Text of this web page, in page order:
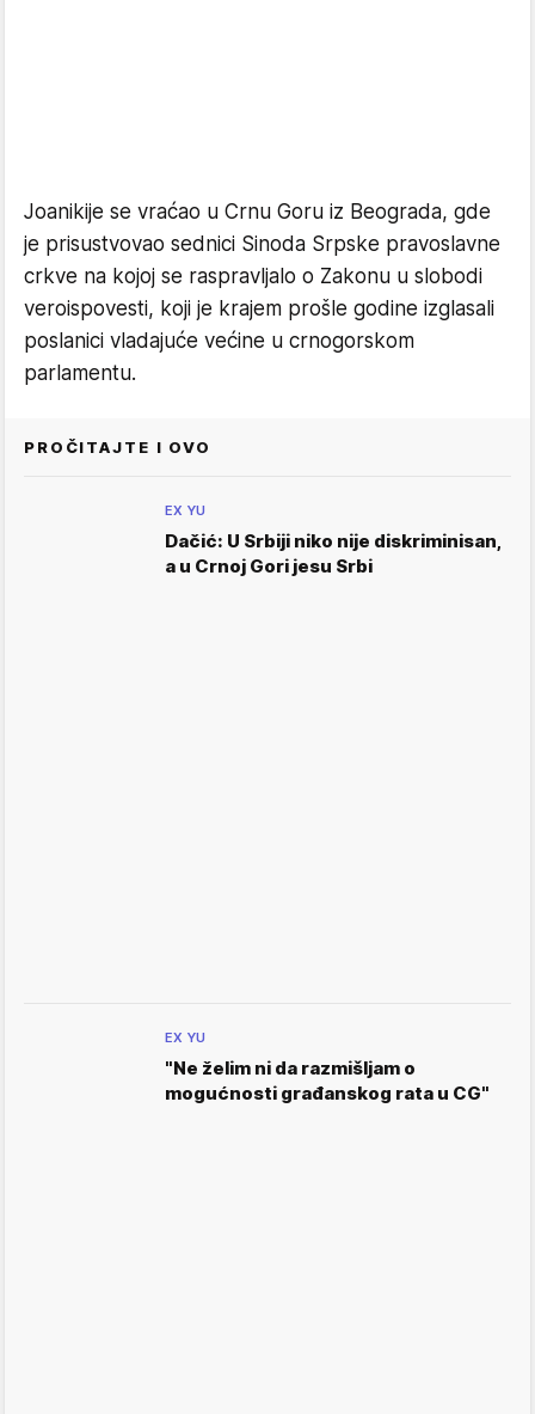
Joanikije se vraćao u Crnu Goru iz Beograda, gde
je prisustvovao sednici Sinoda Srpske pravoslavne
crkve na kojoj se raspravljalo o Zakonu u slobodi
veroispovesti, koji je krajem prošle godine izglasali
poslanici vladajuće većine u crnogorskom
parlamentu.
PROČITAJTE I OVO
EX YU
Dačić: U Srbiji niko nije diskriminisan,
a u Crnoj Gori jesu Srbi
EX YU
"Ne želim ni da razmišljam o
mogućnosti građanskog rata u CG"